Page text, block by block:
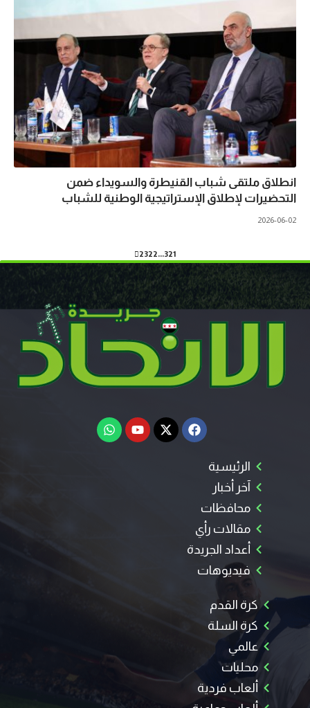
انطلاق ملتقى شباب القنيطرة والسويداء ضمن
التحضيرات لإطلاق الإستراتيجية الوطنية للشباب
2026-06-02
2
3
…
22
23
الرئيسية
آخر أخبار
محافظات
مقالات رأي
أعداد الجريدة
فيديوهات
كرة القدم
كرة السلة
عالمي
محليات
ألعاب فردية